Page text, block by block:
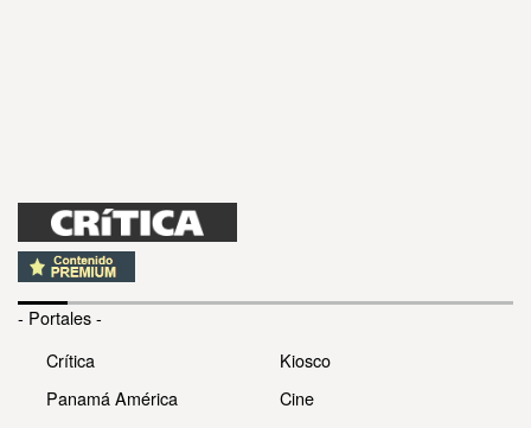
- Portales -
Crítica
Panamá América
Kiosco
Cine